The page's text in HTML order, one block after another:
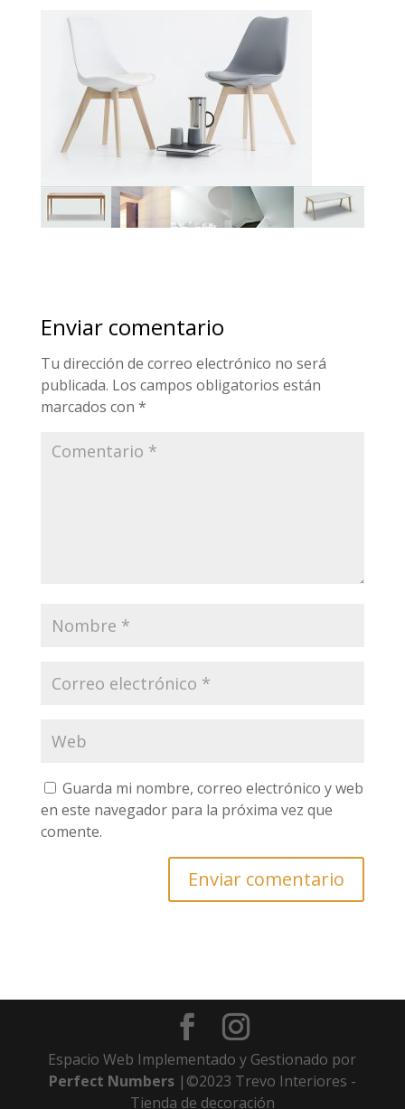
Enviar comentario
Tu dirección de correo electrónico no será
publicada. Los campos obligatorios están
marcados con *
Guarda mi nombre, correo electrónico y web
en este navegador para la próxima vez que
comente.
Espacio Web Implementado y Gestionado por
Perfect Numbers|©2023 Trevo Interiores -
Tienda de decoración